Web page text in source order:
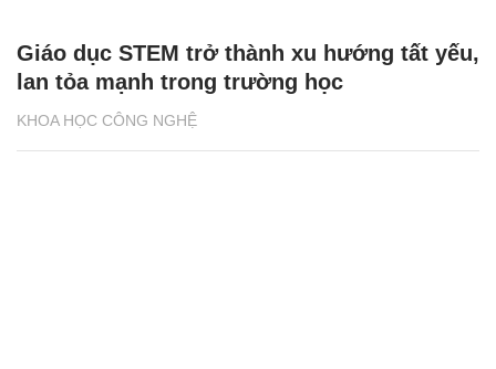
KHOA HỌC CÔNG NGHỆ
Giáo dục STEM trở thành xu hướng tất yếu,
lan tỏa mạnh trong trường học